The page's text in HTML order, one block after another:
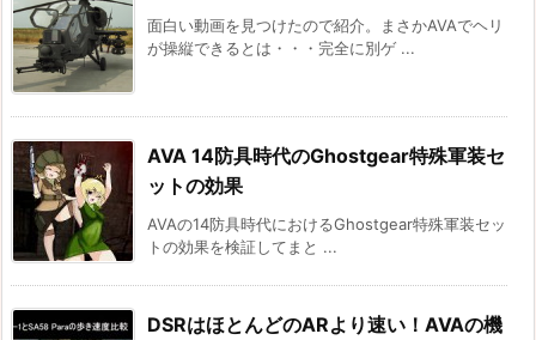
面白い動画を見つけたので紹介。まさかAVAでヘリ
が操縦できるとは・・・完全に別ゲ ...
AVA 14防具時代のGhostgear特殊軍装セ
ットの効果
AVAの14防具時代におけるGhostgear特殊軍装セッ
トの効果を検証してまと ...
DSRはほとんどのARより速い！AVAの機